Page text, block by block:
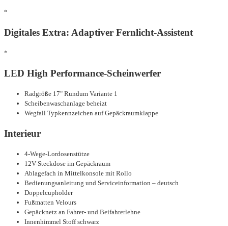
*
Digitales Extra: Adaptiver Fernlicht-Assistent
*
LED High Performance-Scheinwerfer
Radgröße 17" Rundum Variante 1
Scheibenwaschanlage beheizt
Wegfall Typkennzeichen auf Gepäckraumklappe
Interieur
4-Wege-Lordosenstütze
12V-Steckdose im Gepäckraum
Ablagefach in Mittelkonsole mit Rollo
Bedienungsanleitung und Serviceinformation – deutsch
Doppelcupholder
Fußmatten Velours
Gepäcknetz an Fahrer- und Beifahrerlehne
Innenhimmel Stoff schwarz